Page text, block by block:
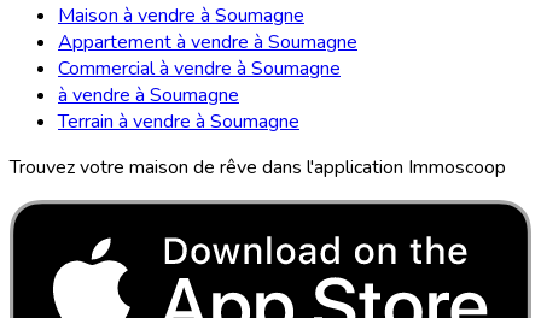
Maison à vendre à Soumagne
Appartement à vendre à Soumagne
Commercial à vendre à Soumagne
à vendre à Soumagne
Terrain à vendre à Soumagne
Trouvez votre maison de rêve dans l'application Immoscoop